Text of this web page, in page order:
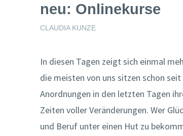
neu: Onlinekurse
CLAUDIA KUNZE
In diesen Tagen zeigt sich einmal
die meisten von uns sitzen schon
Anordnungen in den letzten Tagen
Zeiten voller Veränderungen. Wer
und Beruf unter einen Hut zu